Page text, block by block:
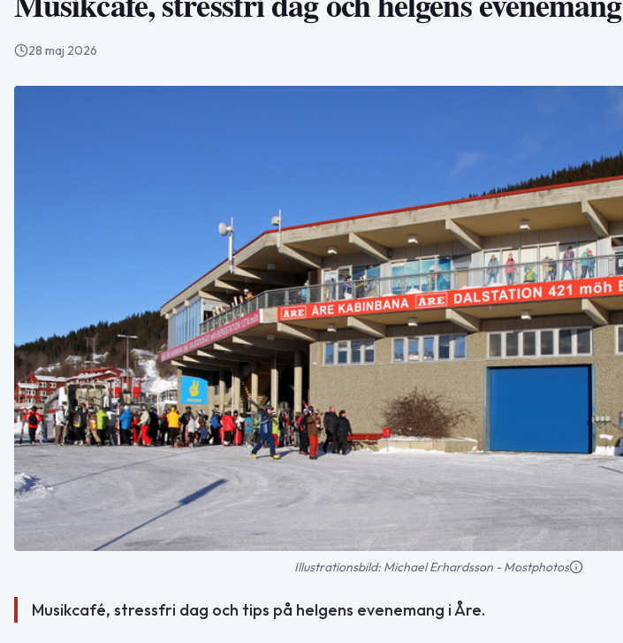
28 maj 2026
Illustrationsbild: Michael Erhardsson - Mostphotos
Musikcafé, stressfri dag och tips på helgens evenemang i Åre.